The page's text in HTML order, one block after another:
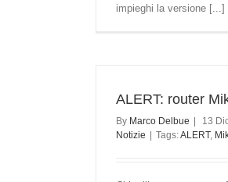
impieghi la versione [...]
ALERT: router
By Marco Delbue 13
Notizie
Tags:ALERT,